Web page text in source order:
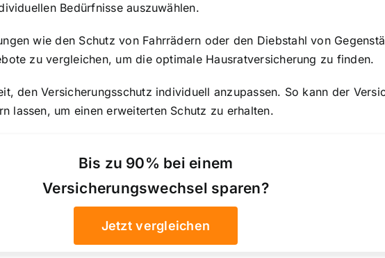
Bedürfnisse auszuwählen.
wie den Schutz von Fahrrädern oder den Diebstahl von
zu vergleichen, um die optimale Hausratversicherung zu finden.
den Versicherungsschutz individuell anzupassen. So kann der
lassen, um einen erweiterten Schutz zu erhalten.
Bis zu 90% bei einem
Versicherungswechsel sparen?
Jetzt vergleichen